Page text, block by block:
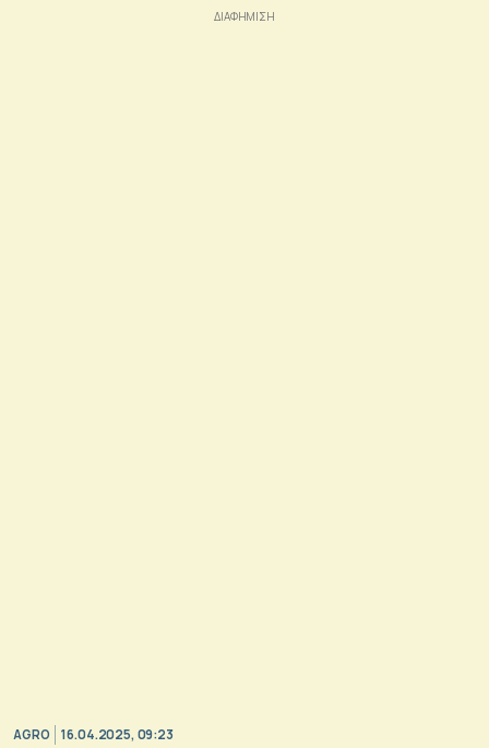
AGRO 16.04.2025, 09:23